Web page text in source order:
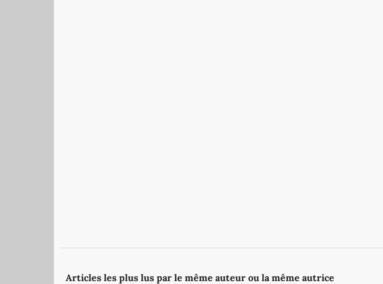
Articles les plus lus par le même auteur ou la même autrice